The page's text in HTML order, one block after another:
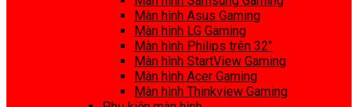
Màn hình Asus Gaming
Màn hình LG Gaming
Màn hình Philips trên 32″
Màn hình StartView Gaming
Màn hình Acer Gaming
Màn hình Thinkview Gaming